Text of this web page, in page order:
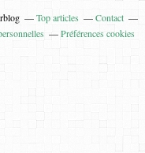
Top articles
Contact
Préférences cookies